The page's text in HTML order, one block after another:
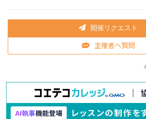
開催リクエスト
主催者へ質問